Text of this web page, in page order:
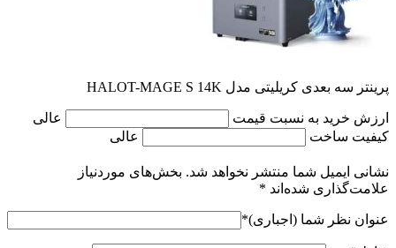
پرینتر سه بعدی کریلیتی مدل HALOT-MAGE S 14K
ارزش خرید به نسبت قیمت
عالی
کیفیت ساخت
عالی
نشانی ایمیل شما منتشر نخواهد شد. بخش‌های موردنیاز
علامت‌گذاری شده‌اند *
عنوان نظر شما (اجباری)*